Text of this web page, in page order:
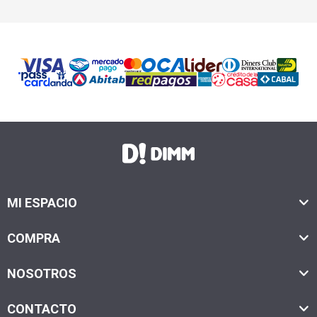
MI ESPACIO
COMPRA
NOSOTROS
CONTACTO